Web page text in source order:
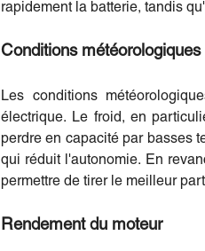
rapidement la batterie, tandis
Conditions météorologiques
Les conditions
électrique. Le froid, en
perdre en capacité par basses
qui réduit l'autonomie. En
permettre de tirer le meilleur
Rendement du moteur